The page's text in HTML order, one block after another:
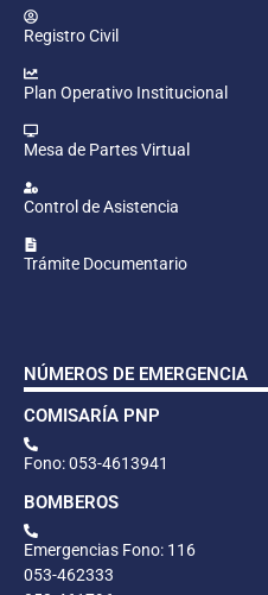
Registro Civil
Plan Operativo Institucional
Mesa de Partes Virtual
Control de Asistencia
Trámite Documentario
NÚMEROS DE EMERGENCIA
COMISARÍA PNP
Fono: 053-4613941
BOMBEROS
Emergencias Fono: 116
053-462333